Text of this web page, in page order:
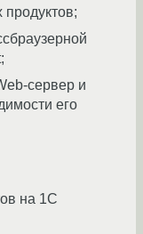
продуктов;
сервер и
его
на 1С